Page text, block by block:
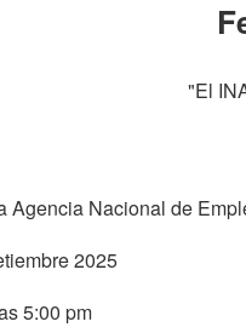
"El
Agencia Nacional de
2025
5:00 pm